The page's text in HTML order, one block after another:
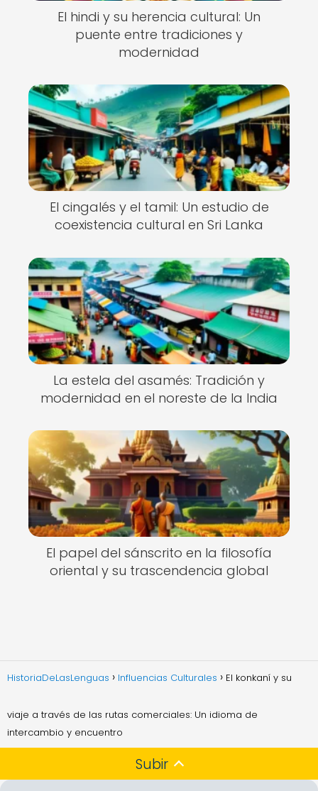
El hindi y su herencia cultural: Un
puente entre tradiciones y
modernidad
El cingalés y el tamil: Un estudio de
coexistencia cultural en Sri Lanka
La estela del asamés: Tradición y
modernidad en el noreste de la India
El papel del sánscrito en la filosofía
oriental y su trascendencia global
HistoriaDeLasLenguas Influencias Culturales El konkaní y su
viaje a través de las rutas comerciales: Un idioma de
intercambio y encuentro
Subir